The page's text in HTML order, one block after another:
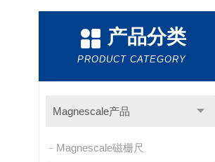
产品分类
PRODUCT CATEGORY
Magnescale产品
Magnescale磁栅尺